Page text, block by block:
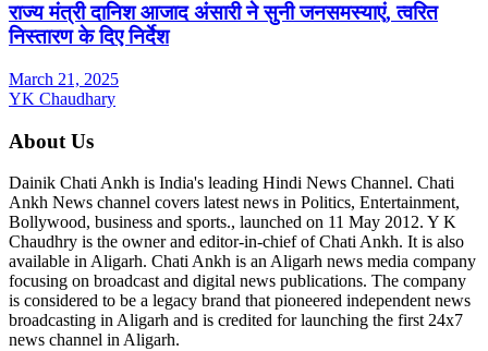
राज्य मंत्री दानिश आजाद अंसारी ने सुनी जनसमस्याएं, त्वरित
निस्तारण के दिए निर्देश
March 21, 2025
YK Chaudhary
About Us
Dainik Chati Ankh is India's leading Hindi News Channel. Chati
Ankh News channel covers latest news in Politics, Entertainment,
Bollywood, business and sports., launched on 11 May 2012. Y K
Chaudhry is the owner and editor-in-chief of Chati Ankh. It is also
available in Aligarh. Chati Ankh is an Aligarh news media company
focusing on broadcast and digital news publications. The company
is considered to be a legacy brand that pioneered independent news
broadcasting in Aligarh and is credited for launching the first 24x7
news channel in Aligarh.